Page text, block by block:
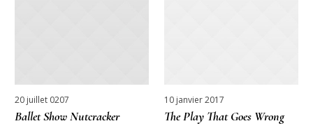
20 juillet 0207
Ballet Show Nutcracker
10 janvier 2017
The Play That Goes Wrong